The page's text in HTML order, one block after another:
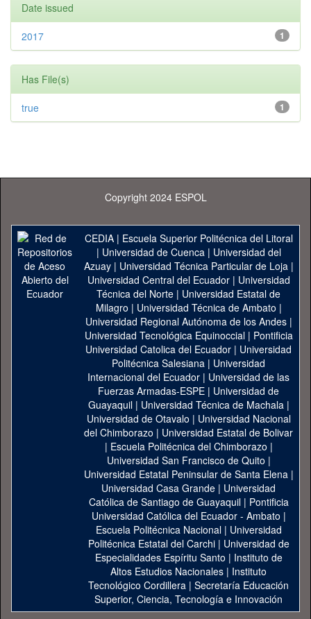
Date issued
1
2017
Has File(s)
1
true
Copyright 2024 ESPOL
CEDIA| Escuela Superior Politécnica del Litoral
| Universidad de Cuenca| Universidad del
Azuay| Universidad Técnica Particular de Loja|
Universidad Central del Ecuador| Universidad
Técnica del Norte | Universidad Estatal de
Milagro | Universidad Técnica de Ambato |
Universidad Regional Autónoma de los Andes|
Universidad Tecnológica Equinoccial| Pontificia
Universidad Catolica del Ecuador | Universidad
Politécnica Salesiana | Universidad
Internacional del Ecuador | Universidad de las
Fuerzas Armadas-ESPE | Universidad de
Guayaquil| Universidad Técnica de Machala|
Universidad de Otavalo | Universidad Nacional
del Chimborazo | Universidad Estatal de Bolivar
| Escuela Politécnica del Chimborazo |
Universidad San Francisco de Quito |
Universidad Estatal Peninsular de Santa Elena|
Universidad Casa Grande | Universidad
Católica de Santiago de Guayaquil| Pontificia
Universidad Católica del Ecuador - Ambato |
Escuela Politécnica Nacional| Universidad
Politécnica Estatal del Carchi| Universidad de
Especialidades Espíritu Santo | Instituto de
Altos Estudios Nacionales | Instituto
Tecnológico Cordillera | Secretaría Educación
Superior, Ciencia, Tecnología e Innovación